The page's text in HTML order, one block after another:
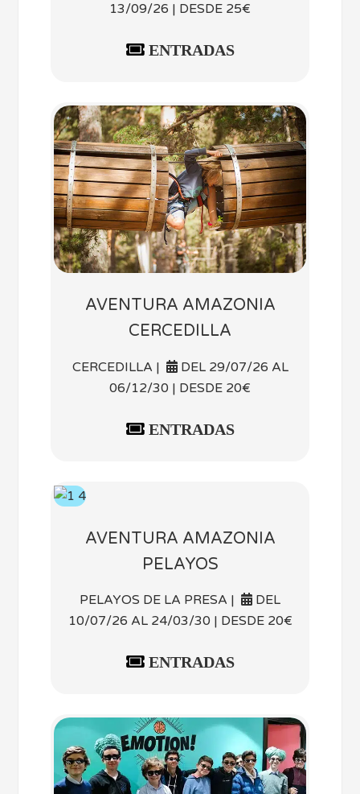
13/09/26 | DESDE 25€
ENTRADAS
AVENTURA AMAZONIA
CERCEDILLA
CERCEDILLA |
DEL 29/07/26 AL
06/12/30 | DESDE 20€
ENTRADAS
AVENTURA AMAZONIA
PELAYOS
PELAYOS DE LA PRESA |
DEL
10/07/26 AL 24/03/30 | DESDE 20€
ENTRADAS